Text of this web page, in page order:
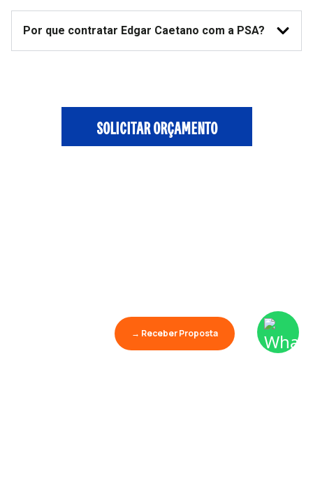
Por que contratar Edgar Caetano com a PSA?
SOLICITAR ORÇAMENTO
→ Receber Proposta